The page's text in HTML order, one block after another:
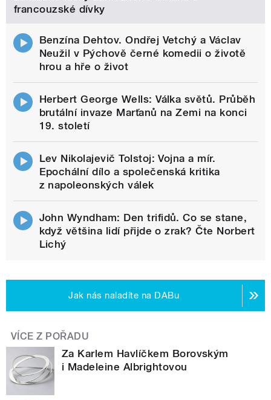
francouzské dívky
Benzína Dehtov. Ondřej Vetchý a Václav
Neužil v Pýchově černé komedii o životě
hrou a hře o život
Herbert George Wells: Válka světů. Průběh
brutální invaze Marťanů na Zemi na konci
19. století
Lev Nikolajevič Tolstoj: Vojna a mír.
Epochální dílo a společenská kritika
z napoleonských válek
John Wyndham: Den trifidů. Co se stane,
když většina lidí přijde o zrak? Čte Norbert
Lichý
Jak nás naladíte na DABu
VÍCE Z POŘADU
Za Karlem Havlíčkem Borovským
i Madeleine Albrightovou